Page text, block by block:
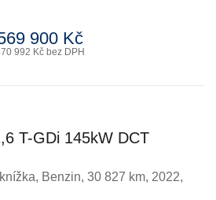
900 Kč
992 Kč bez DPH
T-GDi 145kW DCT
, Benzin, 30 827 km, 2022,